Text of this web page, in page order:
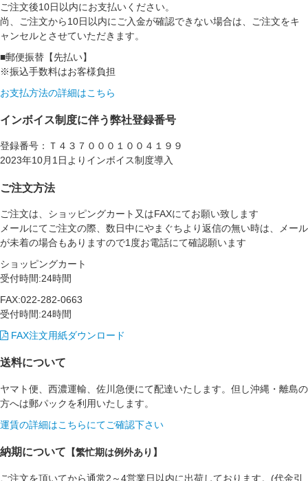
ご注文後10日以内にお支払いください。
尚、ご注文から10日以内にご入金が確認できない場合は、ご注文をキ
ャンセルとさせていただきます。
■郵便振替【先払い】
※振込手数料はお客様負担
お支払方法の詳細はこちら
インボイス制度に伴う弊社登録番号
登録番号：Ｔ４３７０００１００４１９９
2023年10月1日よりインボイス制度導入
ご注文方法
ご注文は、ショッピングカート又はFAXにてお願い致します
メールにてご注文の際、数日中にやまぐちより返信の無い時は、メール
が未着の場合もありますので1度お電話にて確認願います
ショッピングカート
受付時間:24時間
FAX:022-282-0663
受付時間:24時間
FAX注文用紙ダウンロード
送料について
ヤマト便、西濃運輸、佐川急便にて配達いたします。但し沖縄・離島の
方へは郵パックを利用いたします。
運賃の詳細はこちらにてご確認下さい
納期について 【繁忙期は例外あり】
ご注文を頂いてから通常2～4営業日以内に出荷しております。(代金引